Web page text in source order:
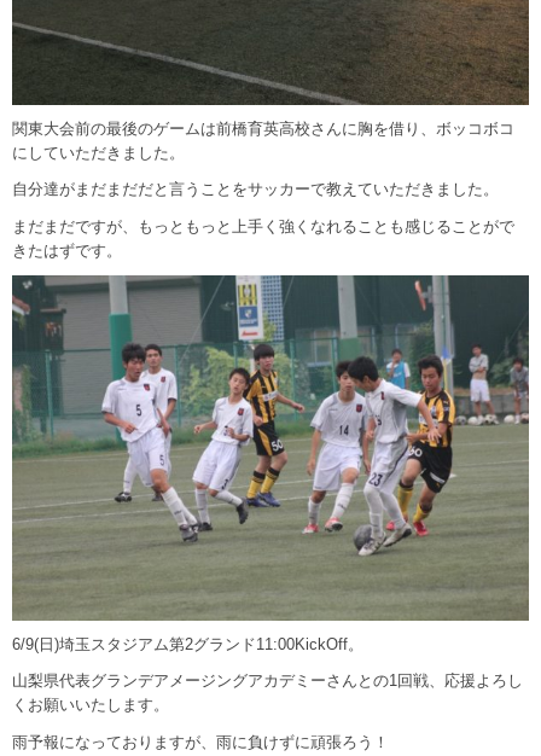
関東大会前の最後のゲームは前橋育英高校さんに胸を借り、ボッコボコ
にしていただきました。
自分達がまだまだだと言うことをサッカーで教えていただきました。
まだまだですが、もっともっと上手く強くなれることも感じることがで
きたはずです。
6/9(日)埼玉スタジアム第2グランド11:00KickOff。
山梨県代表グランデアメージングアカデミーさんとの1回戦、応援よろし
くお願いいたします。
雨予報になっておりますが、雨に負けずに頑張ろう！